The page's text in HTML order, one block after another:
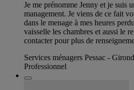
Je me prénomme Jenny et je suis
management. Je viens de ce fait
dans le menage à mes heures
vaisselle les chambres et aussi le
contacter pour plus de
Services ménagers Pessac -
Professionnel